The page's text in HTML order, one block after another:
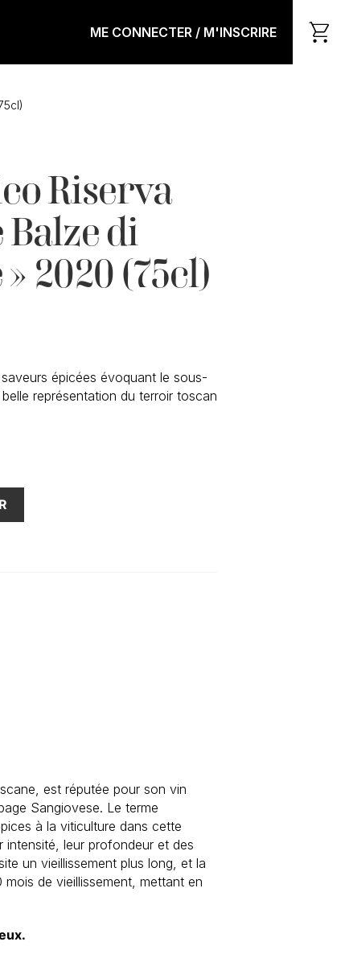
ME CONNECTER / M'INSCRIRE
Riserva
Balze di
2020 (75cl)
épicées évoquant le sous-
représentation du terroir toscan
est réputée pour son vin
Sangiovese. Le terme
à la viticulture dans cette
intensité, leur profondeur et des
un vieillissement plus long, et la
de vieillissement, mettant en